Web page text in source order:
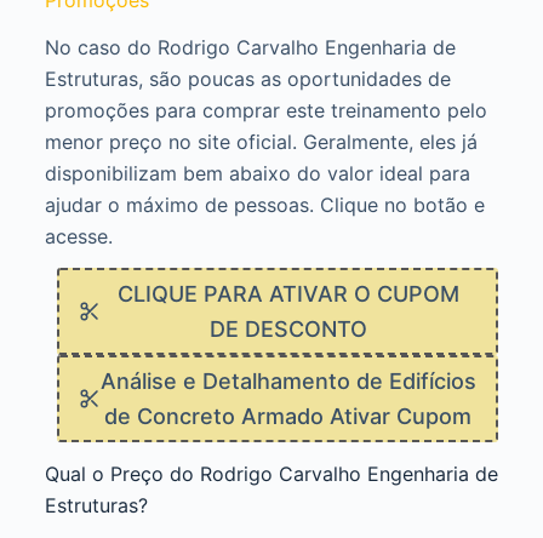
No caso do Rodrigo Carvalho Engenharia de
Estruturas, são poucas as oportunidades de
promoções para comprar este treinamento pelo
menor preço no site oficial. Geralmente, eles já
disponibilizam bem abaixo do valor ideal para
ajudar o máximo de pessoas. Clique no botão e
acesse.
CLIQUE PARA ATIVAR O CUPOM
DE DESCONTO
Análise e Detalhamento de Edifícios
de Concreto Armado Ativar Cupom
Qual o Preço do Rodrigo Carvalho Engenharia de
Estruturas?